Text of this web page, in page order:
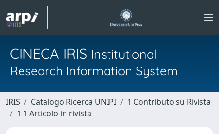
CINECA IRIS Institutional
Research Information System
IRIS Catalogo Ricerca UNIPI
1 Contributo su Rivista
1.1 Articolo in rivista